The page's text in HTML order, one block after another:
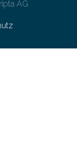
AG